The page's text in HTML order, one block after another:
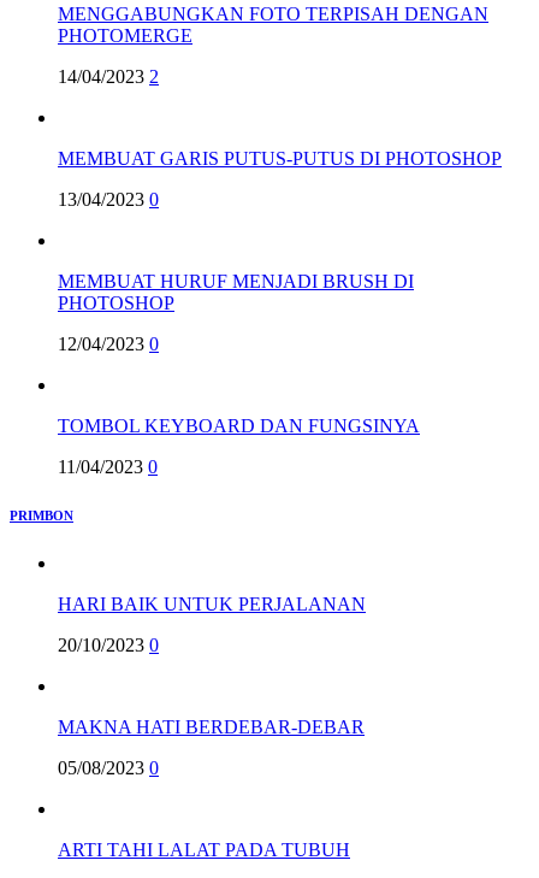
MENGGABUNGKAN FOTO TERPISAH DENGAN
PHOTOMERGE
14/04/2023 2
MEMBUAT GARIS PUTUS-PUTUS DI PHOTOSHOP
13/04/2023 0
MEMBUAT HURUF MENJADI BRUSH DI
PHOTOSHOP
12/04/2023 0
TOMBOL KEYBOARD DAN FUNGSINYA
11/04/2023 0
PRIMBON
HARI BAIK UNTUK PERJALANAN
20/10/2023 0
MAKNA HATI BERDEBAR-DEBAR
05/08/2023 0
ARTI TAHI LALAT PADA TUBUH